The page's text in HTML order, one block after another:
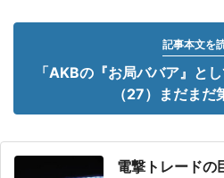
記事本文を
「AKBの『お局ババア』と
（27）まだまだ
電撃トレードの